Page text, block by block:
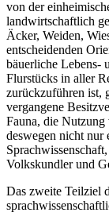
von der
landwirtschaftlich
Äcker, Weiden,
entscheidenden
bäuerliche Lebens-
Flurstücks in aller
zurückzuführen ist,
vergangene
Fauna, die Nutzung
deswegen nicht nur
Volkskundler und
Das zweite Teilziel